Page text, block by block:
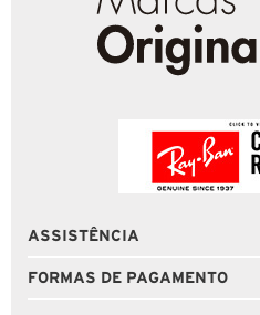
ASSISTÊNCIA
FORMAS DE PAGAMENTO